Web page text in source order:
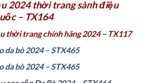
2024 thời trang sành điệu
– TX164
thời trang chính hãng 2024 – TX117
da bò 2024 – STX465
da bò 2024 – STX465